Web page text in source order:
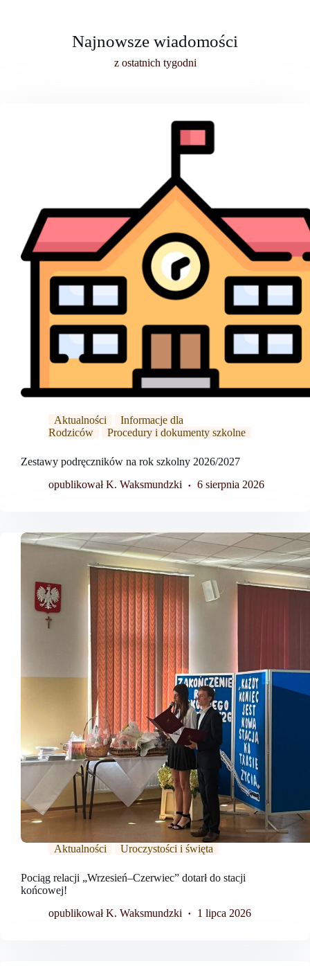
Najnowsze wiadomości
z ostatnich tygodni
Aktualności
Informacje dla
Rodziców
Procedury i dokumenty szkolne
Zestawy podręczników na rok szkolny 2026/2027
opublikował K. Waksmundzki
6 sierpnia 2026
Aktualności Uroczystości i święta
Pociąg relacji „Wrzesień–Czerwiec” dotarł do stacji
końcowej!
opublikował K. Waksmundzki
1 lipca 2026